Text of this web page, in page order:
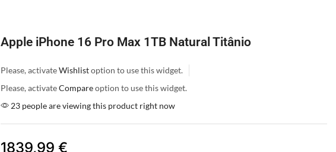
Apple iPhone 16 Pro Max 1TB Natural Titânio
Please, activateWishlistoption to use this widget.
Please, activateCompareoption to use this widget.
23 people are viewing this product right now
1839,99 €